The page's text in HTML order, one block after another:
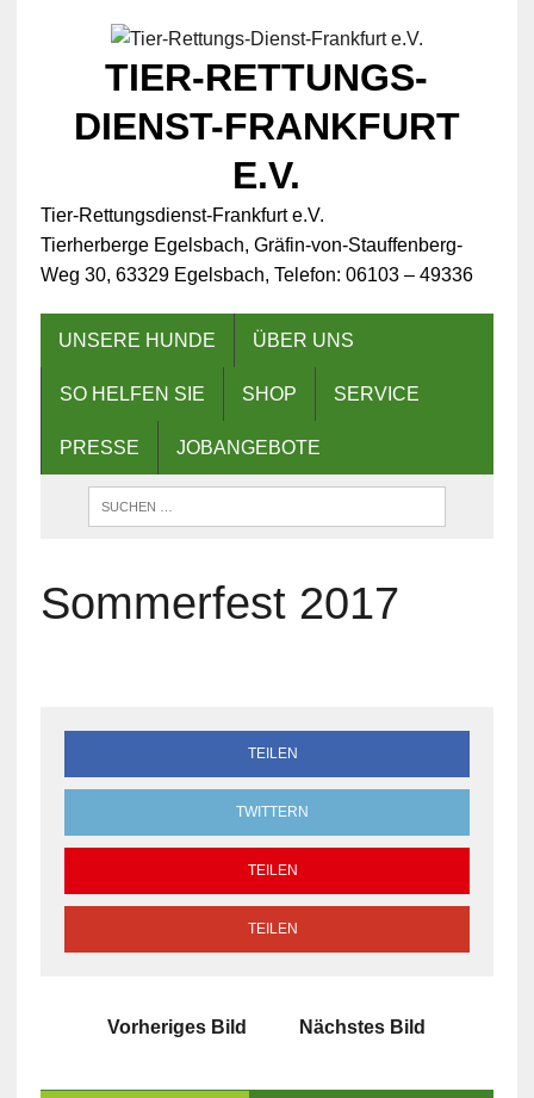
TIER-RETTUNGS-
DIENST-FRANKFURT
E.V.
Tier-Rettungsdienst-Frankfurt e.V.
Tierherberge Egelsbach, Gräfin-von-Stauffenberg-
Weg 30, 63329 Egelsbach, Telefon: 06103 – 49336
UNSERE HUNDE ÜBER UNS
SO HELFEN SIE SHOP SERVICE
PRESSE JOBANGEBOTE
Sommerfest 2017
TEILEN
TWITTERN
TEILEN
TEILEN
Vorheriges Bild Nächstes Bild